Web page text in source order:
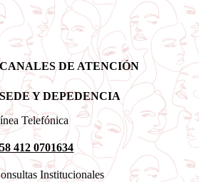
CANALES DE ATENCIÓN
SEDE Y DEPEDENCIA
Telefónica
412 0701634
Institucionales